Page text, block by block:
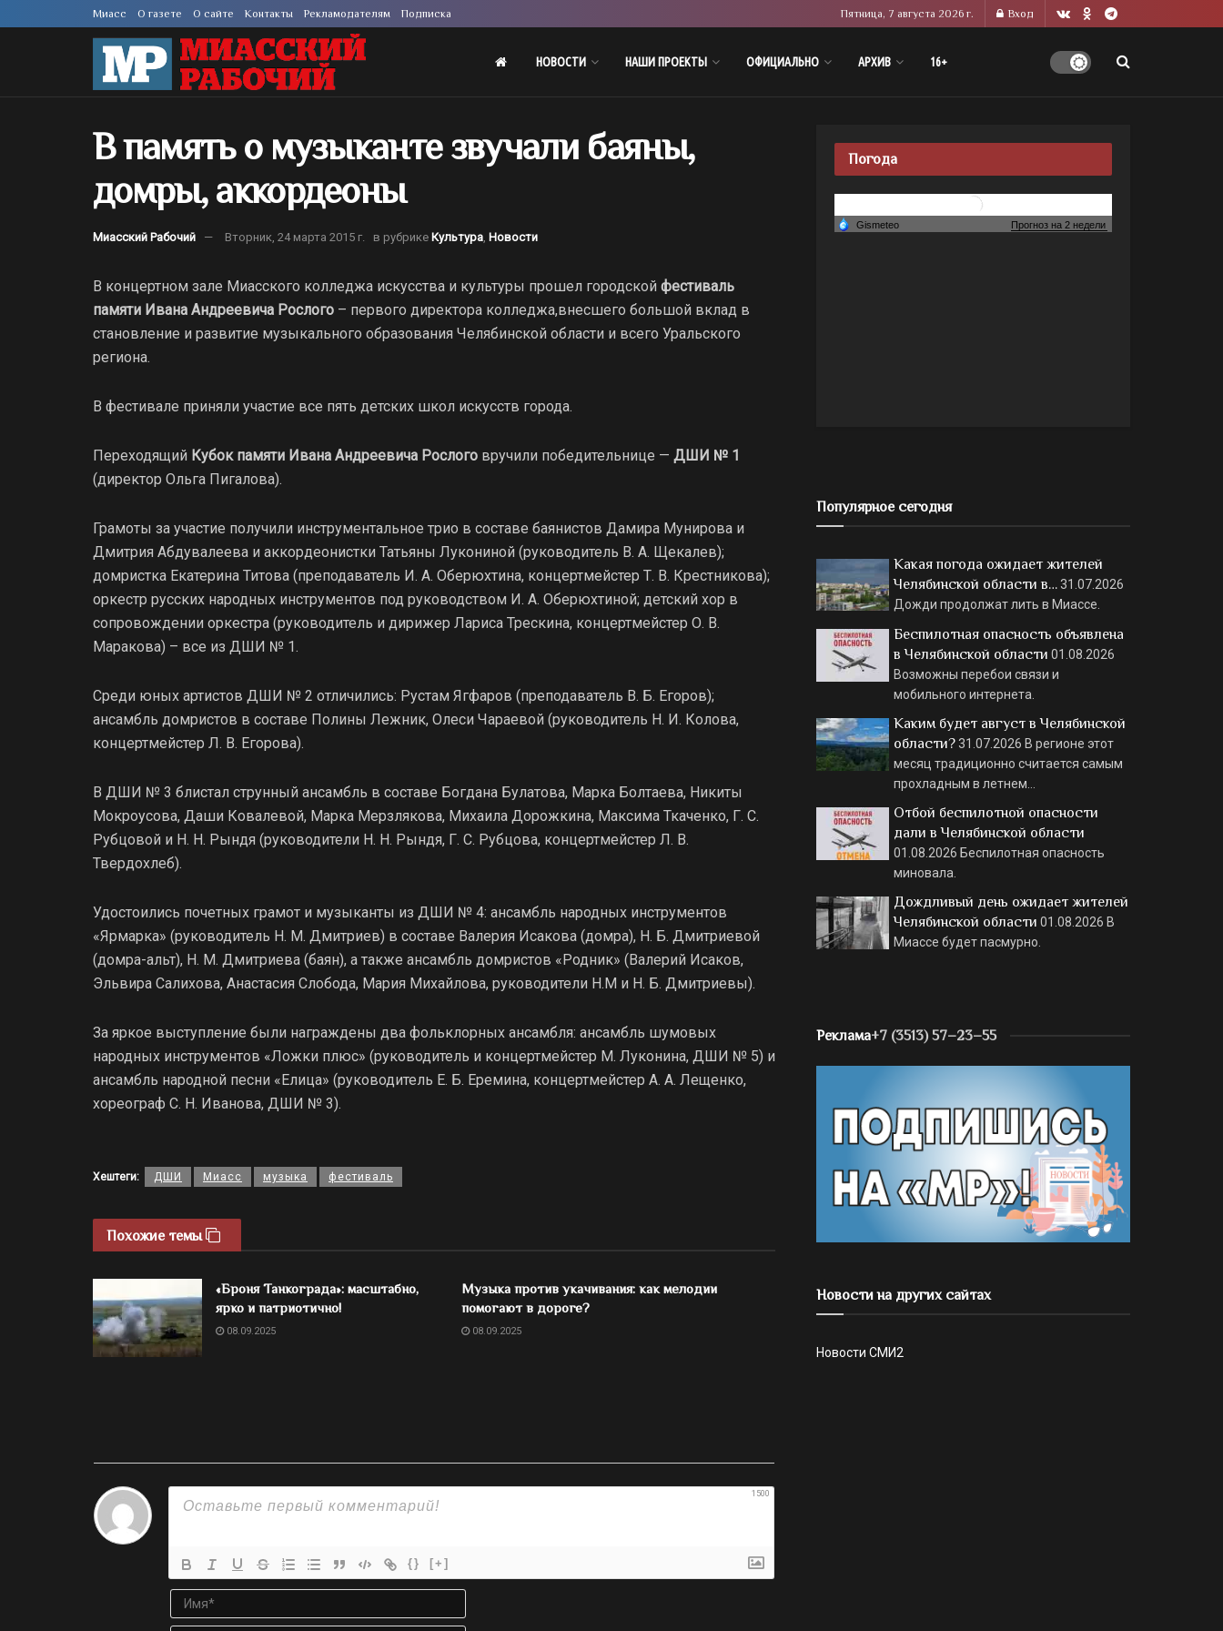
Миасс О газете О сайте Контакты Рекламодателям Подписка Пятница, 7 августа 2026 г. Вход
НОВОСТИ НАШИ ПРОЕКТЫ ОФИЦИАЛЬНО АРХИВ 16+
В память о музыканте звучали баяны,
домры, аккордеоны
Миасский Рабочий Вторник, 24 марта 2015 г. в рубрике Культура Новости
В концертном зале Миасского колледжа искусства и культуры прошел городской фестиваль
памяти Ивана Андреевича Рослого – первого директора колледжа,внесшего большой вклад в
становление и развитие музыкального образования Челябинской области и всего Уральского
региона.
В фестивале приняли участие все пять детских школ искусств города.
Переходящий Кубок памяти Ивана Андреевича Рослого вручили победительнице — ДШИ № 1
(директор Ольга Пигалова).
Грамоты за участие получили инструментальное трио в составе баянистов Дамира Мунирова и
Дмитрия Абдувалеева и аккордеонистки Татьяны Лукониной (руководитель В. А. Щекалев);
домристка Екатерина Титова (преподаватель И. А. Оберюхтина, концертмейстер Т. В. Крестникова);
оркестр русских народных инструментов под руководством И. А. Оберюхтиной; детский хор в
сопровождении оркестра (руководитель и дирижер Лариса Трескина, концертмейстер О. В.
Маракова) – все из ДШИ № 1.
Среди юных артистов ДШИ № 2 отличились: Рустам Ягфаров (преподаватель В. Б. Егоров);
ансамбль домристов в составе Полины Лежник, Олеси Чараевой (руководитель Н. И. Колова,
концертмейстер Л. В. Егорова).
В ДШИ № 3 блистал струнный ансамбль в составе Богдана Булатова, Марка Болтаева, Никиты
Мокроусова, Даши Ковалевой, Марка Мерзлякова, Михаила Дорожкина, Максима Ткаченко, Г. С.
Рубцовой и Н. Н. Рындя (руководители Н. Н. Рындя, Г. С. Рубцова, концертмейстер Л. В.
Твердохлеб).
Удостоились почетных грамот и музыканты из ДШИ № 4: ансамбль народных инструментов
«Ярмарка» (руководитель Н. М. Дмитриев) в составе Валерия Исакова (домра), Н. Б. Дмитриевой
(домра-альт), Н. М. Дмитриева (баян), а также ансамбль домристов «Родник» (Валерий Исаков,
Эльвира Салихова, Анастасия Слобода, Мария Михайлова, руководители Н.М и Н. Б. Дмитриевы).
За яркое выступление были награждены два фольклорных ансамбля: ансамбль шумовых
народных инструментов «Ложки плюс» (руководитель и концертмейстер М. Луконина, ДШИ № 5) и
ансамбль народной песни «Елица» (руководитель Е. Б. Еремина, концертмейстер А. А. Лещенко,
хореограф С. Н. Иванова, ДШИ № 3).
Хештеги: ДШИ Миасс музыка фестиваль
Похожие темы
«Броня Танкограда»: масштабно,
ярко и патриотично!
08.09.2025
Музыка против укачивания: как мелодии
помогают в дороге?
08.09.2025
1500
{} [+]
Имя*
Погода
Популярное сегодня
Какая погода ожидает жителей
Челябинской области в…31.07.2026
Дожди продолжат лить в Миассе.
Беспилотная опасность объявлена
в Челябинской области 01.08.2026
Возможны перебои связи и
мобильного интернета.
Каким будет август в Челябинской
области?31.07.2026 В регионе этот
месяц традиционно считается самым
прохладным в летнем…
Отбой беспилотной опасности
дали в Челябинской области
01.08.2026 Беспилотная опасность
миновала.
Дождливый день ожидает жителей
Челябинской области 01.08.2026 В
Миассе будет пасмурно.
Реклама+7 (3513) 57–23–55
Новости на других сайтах
Новости СМИ2